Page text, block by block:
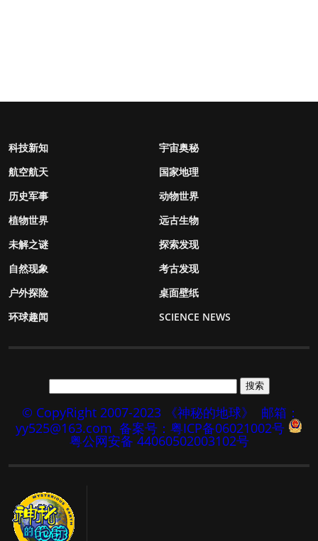
科技新知
宇宙奥秘
航空航天
国家地理
历史军事
动物世界
植物世界
远古生物
未解之谜
探索发现
自然现象
考古发现
户外探险
桌面壁纸
环球趣闻
SCIENCE NEWS
© CopyRight 2007-2023 《神秘的地球》
邮箱：
yy525@163.com 备案号：粤ICP备06021002号
粤公网安备 44060502003102号